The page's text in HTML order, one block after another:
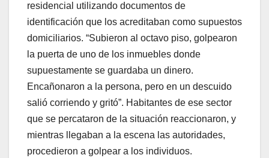
residencial utilizando documentos de
identificación que los acreditaban como supuestos
domiciliarios. “Subieron al octavo piso, golpearon
la puerta de uno de los inmuebles donde
supuestamente se guardaba un dinero.
Encañonaron a la persona, pero en un descuido
salió corriendo y gritó”. Habitantes de ese sector
que se percataron de la situación reaccionaron, y
mientras llegaban a la escena las autoridades,
procedieron a golpear a los individuos.